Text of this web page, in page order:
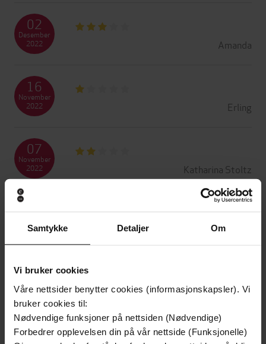
Samtykke Detaljer Om
Vi bruker cookies
Våre nettsider benytter cookies (informasjonskapsler). Vi
bruker cookies til:
Nødvendige funksjoner på nettsiden (Nødvendige)
Forbedrer opplevelsen din på vår nettside (Funksjonelle)
Amanda
02
Desember
2022
Erling
16
November
2022
Katharina Stoltz
07
November
2022
Kristin Kaurstad
26
2022
Arne Bård
18
Oktober
2022
08